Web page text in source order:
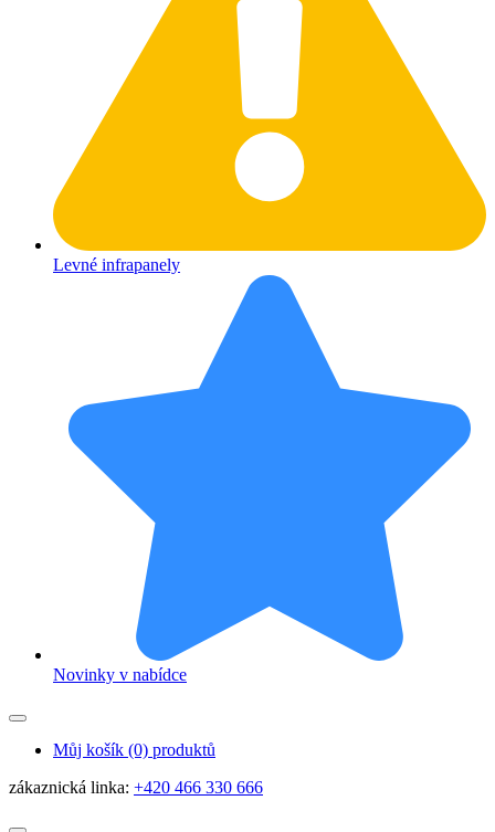
Levné infrapanely
Novinky v nabídce
Můj košík (0) produktů
zákaznická linka: +420 466 330 666